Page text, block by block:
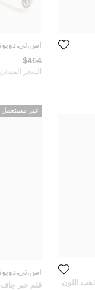
$464
السعر
اللون
غير مستعمل
قلم حبر جاف